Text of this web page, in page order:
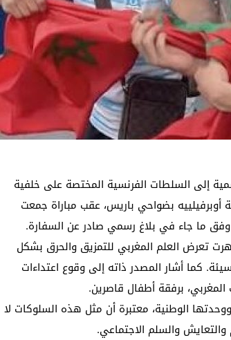
إلى السلطات الفرنسية المختصة على خلفية
أوبرفيلييه بضواحي باريس، عقب مباراة جمعت
تعرض العلم المغربي للتمزيق والحرق بشكل
كما أشار المصدر ذاته إلى وقوع اعتداءات
برفقة أطفال قاصرين.
الوطنية، معتبرة أن مثل هذه السلوكات لا
والسلم الاجتماعي.